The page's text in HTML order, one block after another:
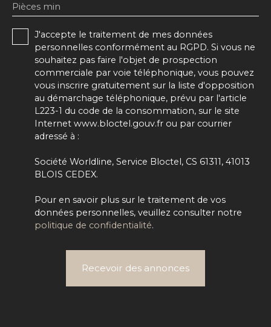
Pièces min
J'accepte le traitement de mes données
personnelles conformément au RGPD. Si vous ne
souhaitez pas faire l'objet de prospection
commerciale par voie téléphonique, vous pouvez
vous inscrire gratuitement sur la liste d'opposition
au démarchage téléphonique, prévu par l'article
L223-1 du code de la consommation, sur le site
Internet www.bloctel.gouv.fr ou par courrier
adressé à :
Société Worldline, Service Bloctel, CS 61311, 41013
BLOIS CEDEX.
Pour en savoir plus sur le traitement de vos
données personnelles, veuillez consulter notre
politique de confidentialité.
Recevoir des annonces